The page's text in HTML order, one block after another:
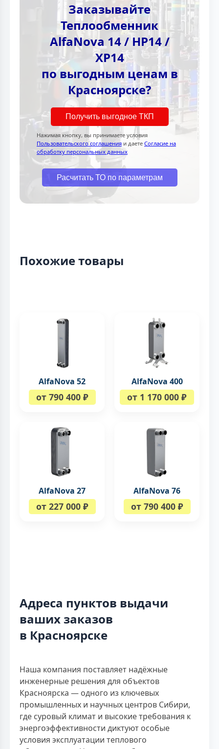
Заказывайте
Теплообменник
AlfaNova 14 / HP14 /
XP14
по выгодным ценам в
Красноярске?
Получить выгодное ТКП
Нажимая кнопку, вы принимаете условия
Пользовательского соглашения и даете Согласие на
обработку персональных данных
Расчитать ТО по параметрам
Похожие товары
AlfaNova 52
от 790 400 ₽
AlfaNova 400
от 1 170 000 ₽
AlfaNova 27
от 227 000 ₽
AlfaNova 76
от 790 400 ₽
Адреса пунктов выдачи
ваших заказов
в Красноярске
Наша компания поставляет надёжные
инженерные решения для объектов
Красноярска — одного из ключевых
промышленных и научных центров Сибири,
где суровый климат и высокие требования к
энергоэффективности диктуют особые
условия эксплуатации теплового